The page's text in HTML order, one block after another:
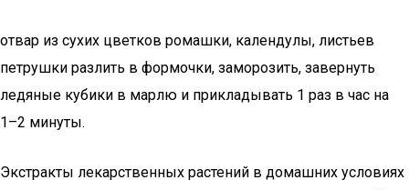
отвар из сухих цветков ромашки, календулы, листьев
петрушки разлить в формочки, заморозить, завернуть
ледяные кубики в марлю и прикладывать 1 раз в час на
1–2 минуты.
Экстракты лекарственных растений в домашних условиях